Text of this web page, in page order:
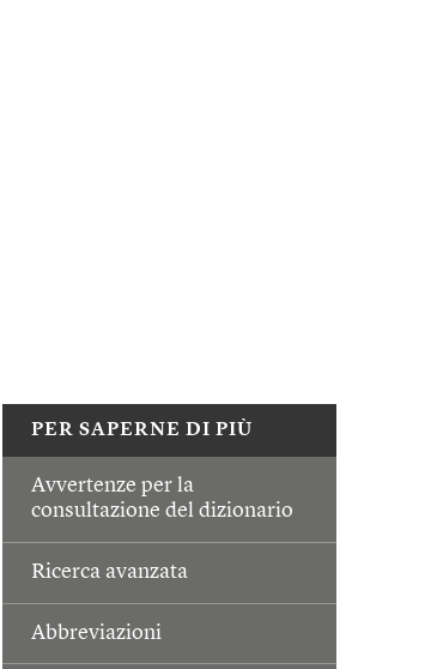
PER SAPERNE DI PIÙ
Avvertenze per la
consultazione del dizionario
Ricerca avanzata
Abbreviazioni